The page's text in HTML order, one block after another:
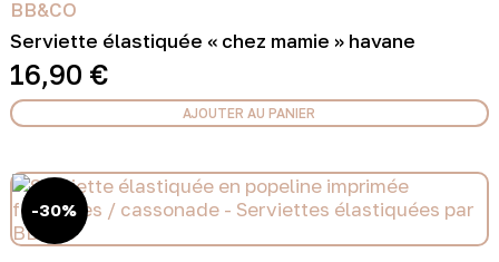
BB&CO
Serviette élastiquée « chez mamie » havane
16,90 €
AJOUTER AU PANIER
-30%